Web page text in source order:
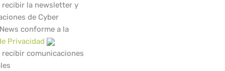
recibir la newsletter y
de Cyber
conforme a la
Privacidad
recibir comunicaciones